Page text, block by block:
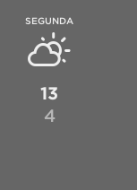
SEGUNDA
13
4